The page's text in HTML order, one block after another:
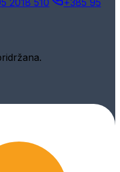
2018 510
+385 95